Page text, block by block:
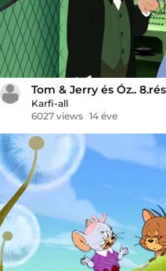
Tom & Jerry és Óz..
Karfi-all
6027 views 14 éve